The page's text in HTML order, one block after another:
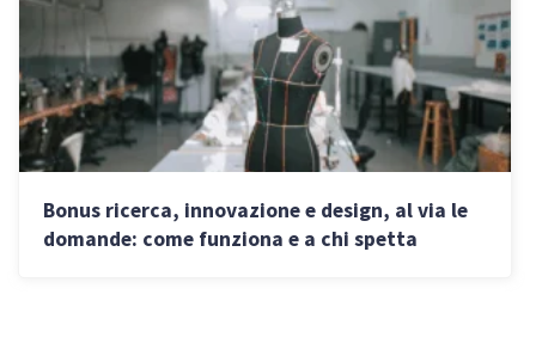
Bonus ricerca, innovazione e design, al via le
domande: come funziona e a chi spetta